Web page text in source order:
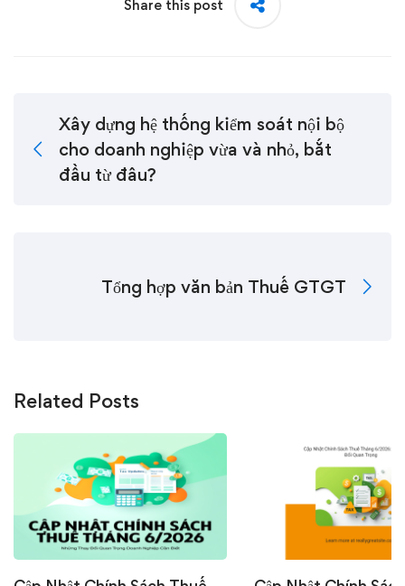
Share this post
Xây dựng hệ thống kiểm soát nội bộ
cho doanh nghiệp vừa và nhỏ, bắt
đầu từ đâu?
Tổng hợp văn bản Thuế GTGT
Related Posts